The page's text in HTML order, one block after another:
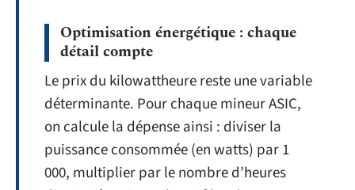
Optimisation énergétique : chaque
détail compte
Le prix du kilowattheure reste une variable
déterminante. Pour chaque mineur ASIC,
on calcule la dépense ainsi : diviser la
puissance consommée (en watts) par 1
000, multiplier par le nombre d’heures